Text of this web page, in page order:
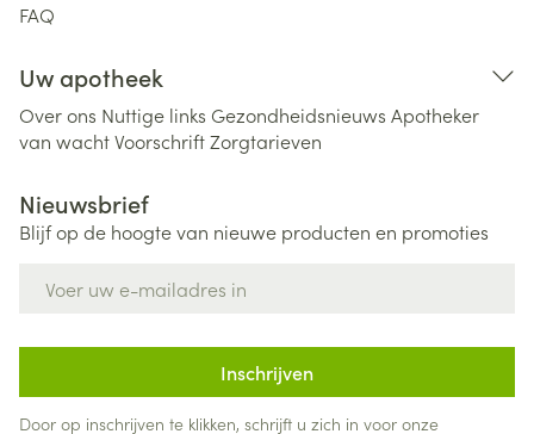
FAQ
Uw apotheek
Over ons Nuttige links Gezondheidsnieuws Apotheker
van wachtVoorschriftZorgtarieven
Nieuwsbrief
Blijf op de hoogte van nieuwe producten en promoties
Inschrijven
Door op inschrijven te klikken, schrijft u zich in voor onze